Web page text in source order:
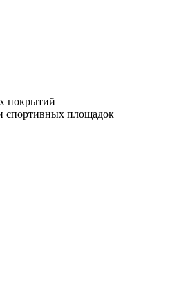
покрытий
спортивных площадок